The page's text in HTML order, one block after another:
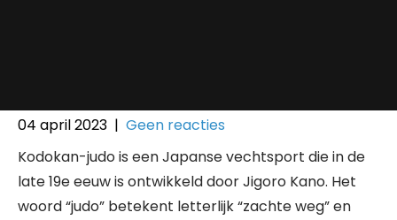
04 april 2023 | Geen reacties
Kodokan-judo is een Japanse vechtsport die in de
late 19e eeuw is ontwikkeld door Jigoro Kano. Het
woord “judo” betekent letterlijk “zachte weg” en